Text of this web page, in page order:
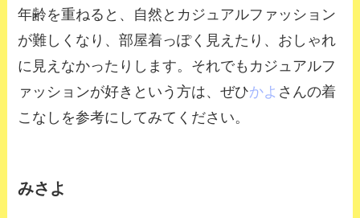
年齢を重ねると、自然とカジュアルファッション
が難しくなり、部屋着っぽく見えたり、おしゃれ
に見えなかったりします。それでもカジュアルフ
ァッションが好きという方は、ぜひかよ さんの着
こなしを参考にしてみてください。
みさよ